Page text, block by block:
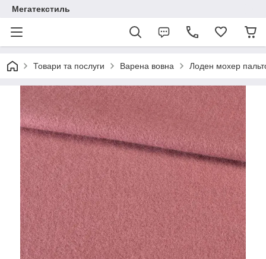
Мегатекстиль
Товари та послуги Варена вовна Лоден мохер